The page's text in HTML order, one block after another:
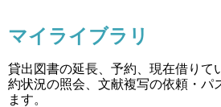
マイライブラリ
貸出図書の延長、予約、現在借りて
約状況の照会、文献複写の依頼・パ
ます。